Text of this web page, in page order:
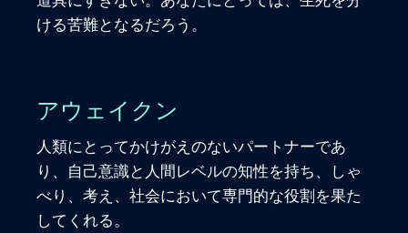
ける苦難となるだろう。
アウェイクン
人類にとってかけがえのないパートナーであ
り、自己意識と人間レベルの知性を持ち、しゃ
べり、考え、社会において専門的な役割を果た
してくれる。